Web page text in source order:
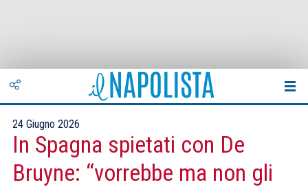
24 Giugno 2026
In Spagna spietati con De
Bruyne: “vorrebbe ma non gli